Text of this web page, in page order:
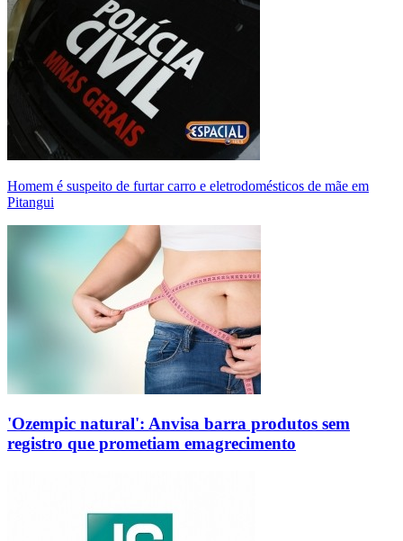
Homem é suspeito de furtar carro e eletrodomésticos de mãe em
Pitangui
'Ozempic natural': Anvisa barra produtos sem
registro que prometiam emagrecimento